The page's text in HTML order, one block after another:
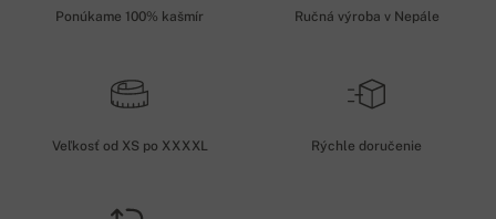
Ponúkame 100% kašmír Ručná výroba v Nepále
Veľkosť od XS po XXXXL Rýchle doručenie